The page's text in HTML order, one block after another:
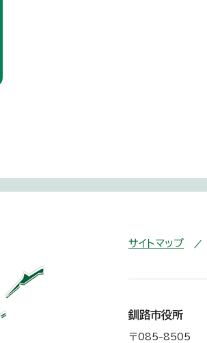
サイトマップ
釧路市役所
〒085-8505